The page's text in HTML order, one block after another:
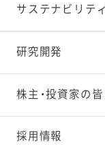
サステナビリティ
研究開発
株主・投資家の
採用情報